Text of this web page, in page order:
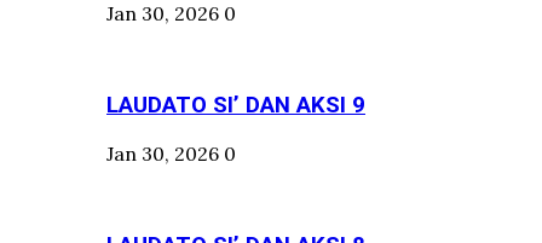
Jan 30, 2026 0
LAUDATO SI’ DAN AKSI 9
Jan 30, 2026 0